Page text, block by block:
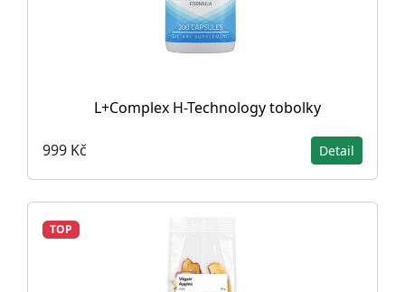
L+Complex H-Technology tobolky
999 Kč Detail
TOP